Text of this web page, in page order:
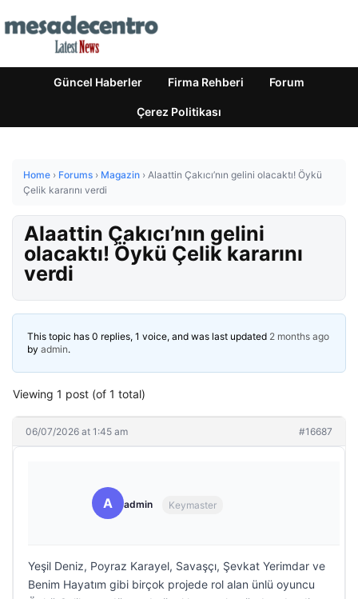
Güncel Haberler Firma Rehberi Forum
Çerez Politikası
Home › Forums › Magazin › Alaattin Çakıcı’nın gelini olacaktı! Öykü
Çelik kararını verdi
Alaattin Çakıcı’nın gelini
olacaktı! Öykü Çelik kararını
verdi
This topic has 0 replies, 1 voice, and was last updated 2 months ago
by admin.
Viewing 1 post (of 1 total)
06/07/2026 at 1:45 am #16687
A admin Keymaster
Yeşil Deniz, Poyraz Karayel, Savaşçı, Şevkat Yerimdar ve
Benim Hayatım gibi birçok projede rol alan ünlü oyuncu